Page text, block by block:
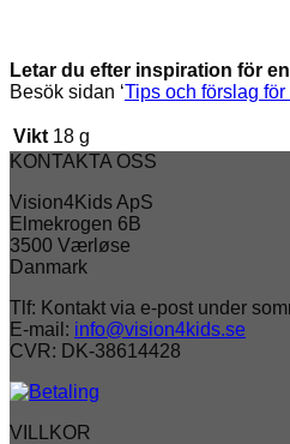
Letar du efter inspiration för
Besök sidan ‘Tips och förslag
Vikt 18 g
KONTAKTA OSS
Vision4Kids ApS
Elmekrogen 6B
3500 Værløse
Danmark
Tlf: Kontakt via e-post under
E-mail: info@vision4kids.se
CVR: DK-38614428
VILLKOR